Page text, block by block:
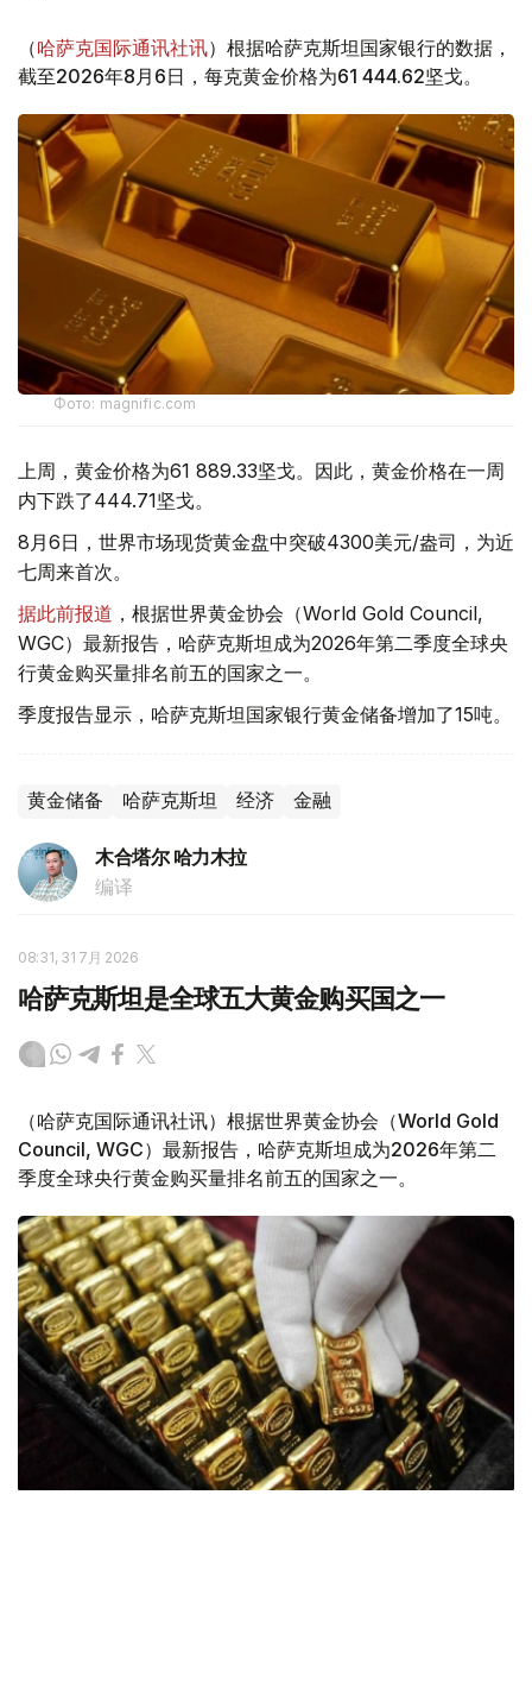
（哈萨克国际通讯社讯）根据哈萨克斯坦国家银行的数据，
截至2026年8月6日，每克黄金价格为61 444.62坚戈。
Фото: magnific.com
上周，黄金价格为61 889.33坚戈。因此，黄金价格在一周
内下跌了444.71坚戈。
8月6日，世界市场现货黄金盘中突破4300美元/盎司，为近
七周来首次。
据此前报道 ，根据世界黄金协会（World Gold Council,
WGC）最新报告，哈萨克斯坦成为2026年第二季度全球央
行黄金购买量排名前五的国家之一。
季度报告显示，哈萨克斯坦国家银行黄金储备增加了15吨。
黄金储备 哈萨克斯坦 经济 金融
木合塔尔 哈力木拉
编译
08:31, 31 7月 2026
哈萨克斯坦是全球五大黄金购买国之一
（哈萨克国际通讯社讯）根据世界黄金协会（World Gold
Council, WGC）最新报告，哈萨克斯坦成为2026年第二
季度全球央行黄金购买量排名前五的国家之一。